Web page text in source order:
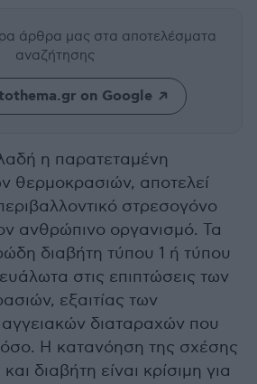
άρθρα μας στα αποτελέσματα
αναζήτησης
on Google
η παρατεταμένη
θερμοκρασιών, αποτελεί
στρεσογόνο
ανθρώπινο οργανισμό. Τα
διαβήτη τύπου 1 ή τύπου
ευάλωτα στις επιπτώσεις των
εξαιτίας των
διαταραχών που
Η κατανόηση της σχέσης
διαβήτη είναι κρίσιμη για